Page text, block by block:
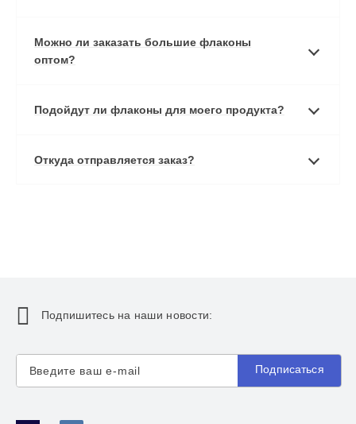
Можно ли заказать большие флаконы
оптом?
Подойдут ли флаконы для моего продукта?
Откуда отправляется заказ?
Подпишитесь на наши новости:
Подписаться